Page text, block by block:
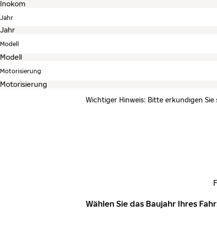
Jahr
Modell
Motorisierung
Wichtiger Hinweis: Bitte erkundigen
Wählen Sie das Baujahr Ihres